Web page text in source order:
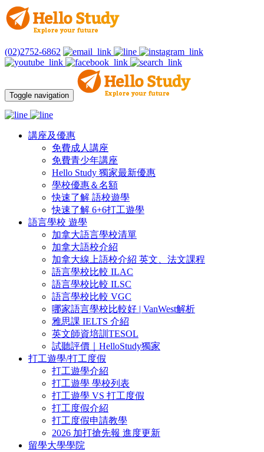
(02)2752-6862
Toggle navigation
講座及優惠
免費成人講座
免費青少年講座
Hello Study 獨家最新優惠
學校優惠＆名額
快速了解 語校遊學
快速了解 6+6打工遊學
語言學校 遊學
加拿大語言學校清單
加拿大語校介紹
加拿大線上語校介紹 英文、法文課程
語言學校比較 ILAC
語言學校比較 ILSC
語言學校比較 VGC
哪家語言學校比較好 | VanWest解析
雅思課 IELTS 介紹
英文師資培訓TESOL
試聽評價｜HelloStudy獨家
打工遊學/打工度假
打工遊學介紹
打工遊學 學校列表
打工遊學 VS 打工度假
打工度假介紹
打工度假申請教學
2026 加打搶先報 進度更新
留學大學學院